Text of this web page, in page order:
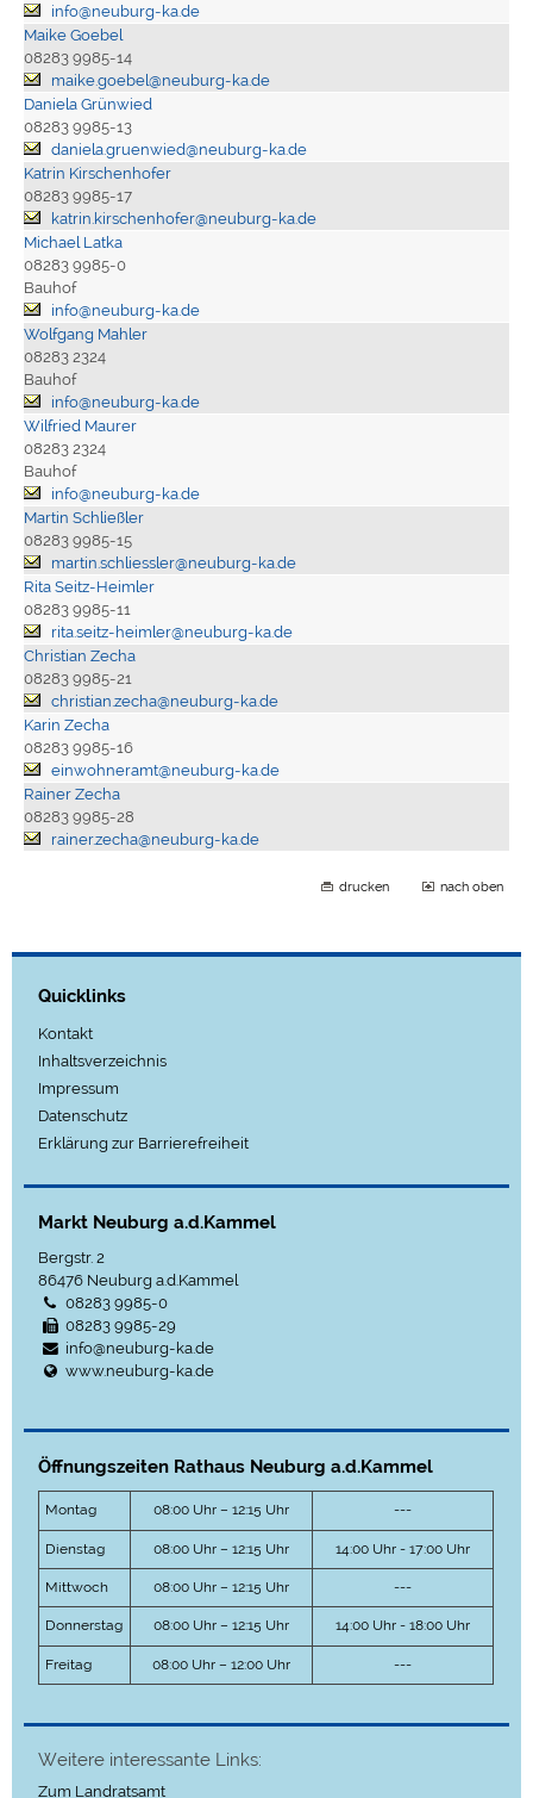
info@neuburg-ka.de
Maike Goebel
08283 9985-14
maike.goebel@neuburg-ka.de
Daniela Grünwied
08283 9985-13
daniela.gruenwied@neuburg-ka.de
Katrin Kirschenhofer
08283 9985-17
katrin.kirschenhofer@neuburg-ka.de
Michael Latka
08283 9985-0
Bauhof
info@neuburg-ka.de
Wolfgang Mahler
08283 2324
Bauhof
info@neuburg-ka.de
Wilfried Maurer
08283 2324
Bauhof
info@neuburg-ka.de
Martin Schließler
08283 9985-15
martin.schliessler@neuburg-ka.de
Rita Seitz-Heimler
08283 9985-11
rita.seitz-heimler@neuburg-ka.de
Christian Zecha
08283 9985-21
christian.zecha@neuburg-ka.de
Karin Zecha
08283 9985-16
einwohneramt@neuburg-ka.de
Rainer Zecha
08283 9985-28
rainer.zecha@neuburg-ka.de
drucken nach oben
Quicklinks
Kontakt
Inhaltsverzeichnis
Impressum
Datenschutz
Erklärung zur Barrierefreiheit
Markt Neuburg a.d.Kammel
Bergstr. 2
86476 Neuburg a.d.Kammel
08283 9985-0
08283 9985-29
info@neuburg-ka.de
www.neuburg-ka.de
Öffnungszeiten Rathaus Neuburg a.d.Kammel
Montag 08:00 Uhr – 12:15 Uhr ---
Dienstag 08:00 Uhr – 12:15 Uhr 14:00 Uhr - 17:00 Uhr
Mittwoch 08:00 Uhr – 12:15 Uhr ---
Donnerstag 08:00 Uhr – 12:15 Uhr 14:00 Uhr - 18:00 Uhr
Freitag 08:00 Uhr – 12:00 Uhr ---
Weitere interessante Links:
Zum Landratsamt